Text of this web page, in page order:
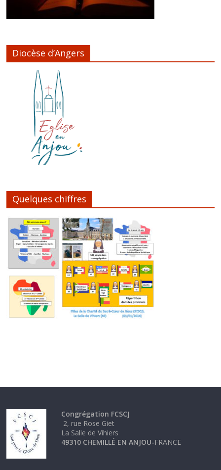
Diocèse d’Angers
Quelques chiffres
Congrégation FCSCJ
2, rue Rose Giet
La Salle de Vihiers
49310 CHEMILLÉ EN ANJOU-FRANCE